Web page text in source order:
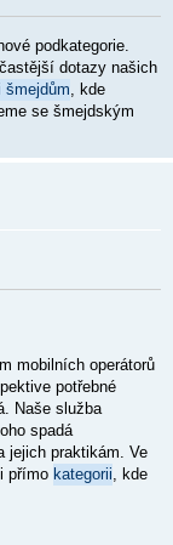
podkategorie.
dotazy našich
šmejdům , kde
se šmejdským
mobilních operátorů
potřebné
Naše služba
spadá
jejich praktikám. Ve
přímo kategorii, kde